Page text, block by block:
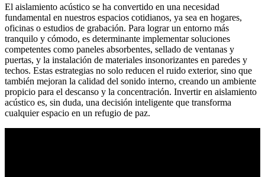
El aislamiento acústico se ha convertido en una necesidad
fundamental en nuestros espacios cotidianos, ya sea en hogares,
oficinas o estudios de grabación. Para lograr un entorno más
tranquilo y cómodo, es determinante implementar soluciones
competentes como paneles absorbentes, sellado de ventanas y
puertas, y la instalación de materiales insonorizantes en paredes y
techos. Estas estrategias no solo reducen el ruido exterior, sino que
también mejoran la calidad del sonido interno, creando un ambiente
propicio para el descanso y la concentración. Invertir en aislamiento
acústico es, sin duda, una decisión inteligente que transforma
cualquier espacio en un refugio de paz.